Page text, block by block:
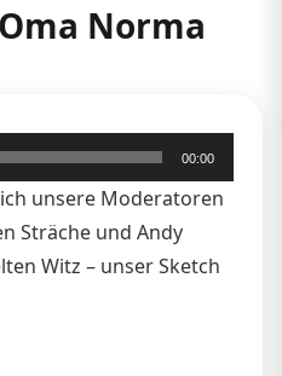
Norma
00:00
unsere Moderatoren
Sträche und Andy
Witz – unser Sketch